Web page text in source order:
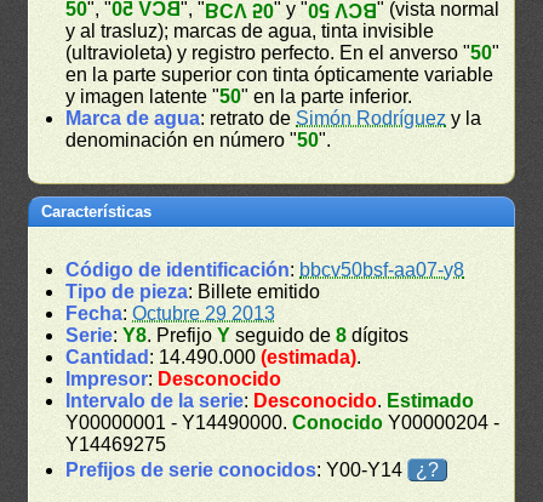
50", "BCV 50", "BCV 50" y "BCV 50" (vista normal
y al trasluz); marcas de agua, tinta invisible
(ultravioleta) y registro perfecto. En el anverso "50"
en la parte superior con tinta ópticamente variable
y imagen latente "50" en la parte inferior.
Marca de agua: retrato de Simón Rodríguez y la
denominación en número "50".
Características
Código de identificación: bbcv50bsf-aa07-y8
Tipo de pieza: Billete emitido
Fecha:Octubre 29 2013
Serie:Y8. PrefijoY seguido de8 dígitos
Cantidad : 14.490.000(estimada).
Impresor: Desconocido
Intervalo de la serie: Desconocido. Estimado
Y00000001 - Y14490000.Conocido Y00000204 -
Y14469275
Prefijos de serie conocidos: Y00-Y14 ¿?